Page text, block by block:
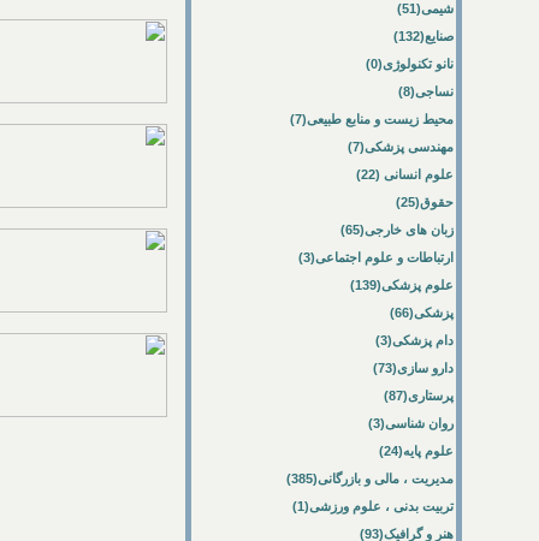
شیمی(51)
صنایع(132)
نانو تکنولوژی(0)
نساجی(8)
محیط زیست و منابع طبیعی(7)
مهندسی پزشکی(7)
علوم انسانی (22)
حقوق(25)
زبان های خارجی(65)
ارتباطات و علوم اجتماعی(3)
علوم پزشکی(139)
پزشکی(66)
دام پزشکی(3)
دارو سازی(73)
پرستاری(87)
روان شناسی(3)
علوم پایه(24)
مدیریت ، مالی و بازرگانی(385)
تربیت بدنی ، علوم ورزشی(1)
هنر و گرافیک(93)